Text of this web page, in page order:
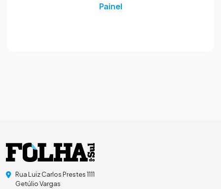
Painel
Rua Luiz Carlos Prestes 1111
Getúlio Vargas